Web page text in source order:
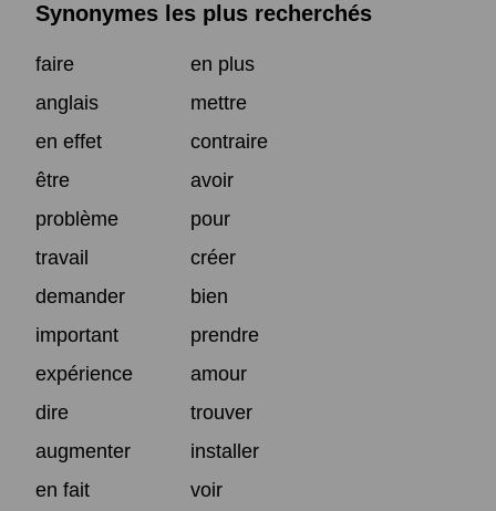
Synonymes les plus recherchés
faire
en plus
anglais
mettre
en effet
contraire
être
avoir
problème
pour
travail
créer
demander
bien
important
prendre
expérience
amour
dire
trouver
augmenter
installer
en fait
voir